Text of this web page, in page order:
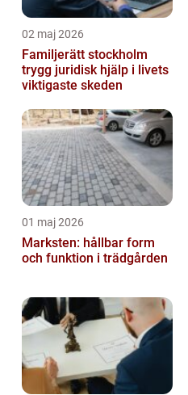
02 maj 2026
Familjerätt stockholm
trygg juridisk hjälp i livets
viktigaste skeden
01 maj 2026
Marksten: hållbar form
och funktion i trädgården